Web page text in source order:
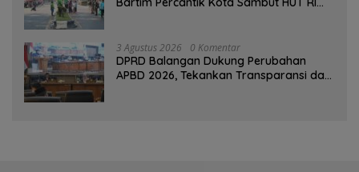
3 Agustus 2026 0 Komentar
DPRD Balangan Dukung Perubahan
APBD 2026, Tekankan Transparansi dan